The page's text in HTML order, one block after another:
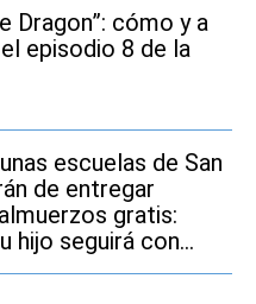
Dragon”: cómo y a
episodio 8 de la
escuelas de San
de entregar
gratis:
hijo seguirá con
durante el ciclo